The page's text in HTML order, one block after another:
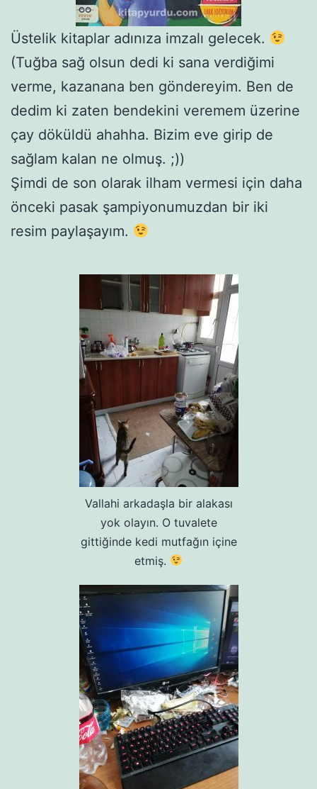
Üstelik kitaplar adınıza imzalı gelecek.
(Tuğba sağ olsun dedi ki sana verdiğimi
verme, kazanana ben göndereyim. Ben de
dedim ki zaten bendekini veremem üzerine
çay döküldü ahahha. Bizim eve girip de
sağlam kalan ne olmuş. ;))
Şimdi de son olarak ilham vermesi için daha
önceki pasak şampiyonumuzdan bir iki
resim paylaşayım.
Vallahi arkadaşla bir alakası
yok olayın. O tuvalete
gittiğinde kedi mutfağın içine
etmiş.